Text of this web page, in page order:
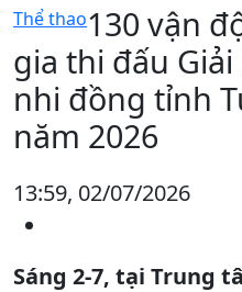
Thể thao130 vận
gia thi đấu
nhi đồng tỉnh
năm 2026
13:59, 02/07/2026
Sáng 2-7, tại Trung